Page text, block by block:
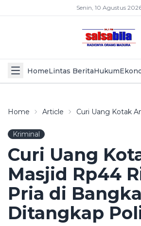
Senin, 10 Agustus
HomeLintas BeritaHukum
Home Article Curi Uang Kotak
Kriminal
Curi Uang
Masjid Rp44
Pria di
Ditangkap